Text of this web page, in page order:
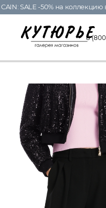
SALE -50% на коллекцию
8